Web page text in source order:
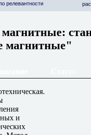
релевантности
магнитные"
и